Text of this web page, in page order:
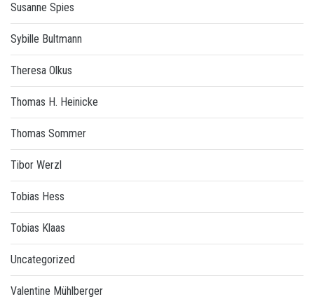
Susanne Spies
Sybille Bultmann
Theresa Olkus
Thomas H. Heinicke
Thomas Sommer
Tibor Werzl
Tobias Hess
Tobias Klaas
Uncategorized
Valentine Mühlberger